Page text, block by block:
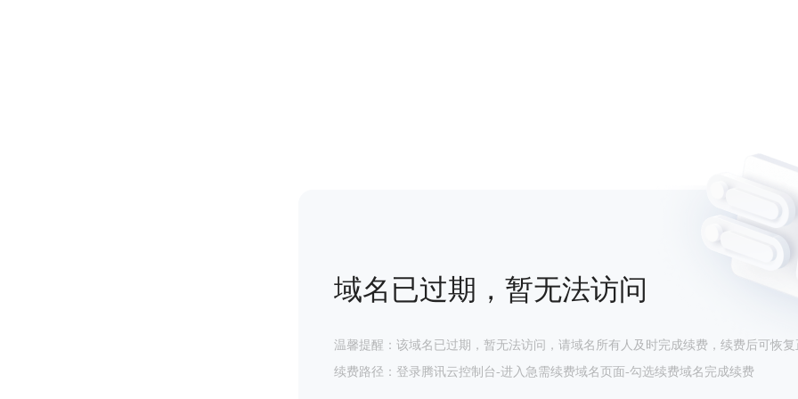
域名已过期，暂无法访问
温馨提醒：该域名已过期，暂无法访问，请域名所有人及时完成续费，续费后可恢复
续费路径：登录腾讯云控制台-进入急需续费域名页面-勾选续费域名完成续费